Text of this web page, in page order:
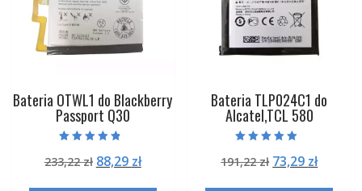
Bateria OTWL1 do Blackberry
Passport Q30
4.50
na 5
233,22zł Pierwotna
88,29 złAktualna
Bateria TLP024C1 do
Alcatel,TCL 580
5.00
na 5
191,22zł Pierwotna
73,29 zł